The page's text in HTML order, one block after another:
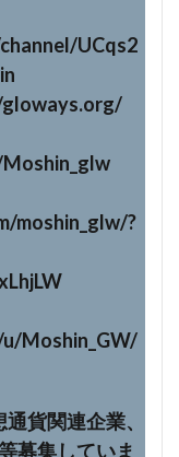
UCqs2
moshin_glw/?
Moshin_GW/
貨関連企業、
募集していま